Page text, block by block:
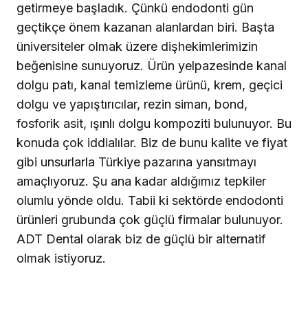
getirmeye başladık. Çünkü endodonti gün
geçtikçe önem kazanan alanlardan biri. Başta
üniversiteler olmak üzere dişhekimlerimizin
beğenisine sunuyoruz. Ürün yelpazesinde kanal
dolgu patı, kanal temizleme ürünü, krem, geçici
dolgu ve yapıştırıcılar, rezin siman, bond,
fosforik asit, ışınlı dolgu kompoziti bulunuyor. Bu
konuda çok iddialılar. Biz de bunu kalite ve fiyat
gibi unsurlarla Türkiye pazarına yansıtmayı
amaçlıyoruz. Şu ana kadar aldığımız tepkiler
olumlu yönde oldu. Tabii ki sektörde endodonti
ürünleri grubunda çok güçlü firmalar bulunuyor.
ADT Dental olarak biz de güçlü bir alternatif
olmak istiyoruz.